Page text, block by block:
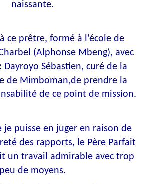
naissante.
ce prêtre, formé à l'école de
(Alphonse Mbeng), avec
Sébastien, curé de la
de Mimboman,de prendre la
de ce point de mission.
je puisse en juger en raison de
des rapports, le Père Parfait
un travail admirable avec trop
peu de moyens.